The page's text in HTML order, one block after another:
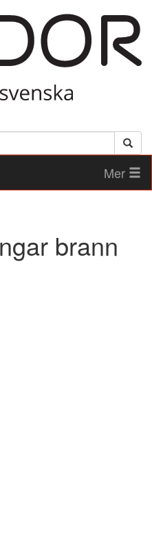
Mer
brann